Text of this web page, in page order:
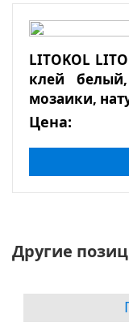
LITOKOL
клей
мозаики,
Цена:
Другие